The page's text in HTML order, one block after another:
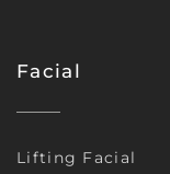
Facial
Lifting Facial